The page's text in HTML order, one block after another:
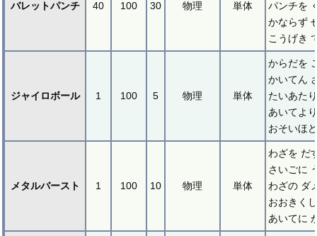
バレットパンチ 40 100 30 物理 単体
パンチを
かならず
こうげき
ジャイロボール 1 100 5 物理 単体
からだを
かいてん
たいあた
あいてよ
おそいほ
メタルバースト 1 100 10 物理 単体
わざを だ
さいごに
わざの ダ
おおきく
あいてに